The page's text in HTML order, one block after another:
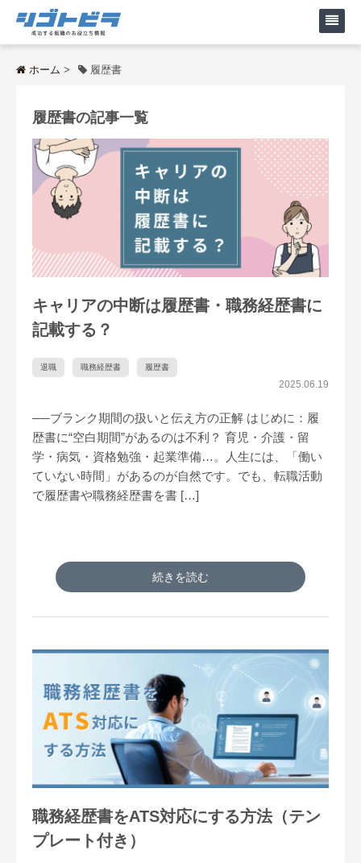
ホーム > 履歴書
履歴書の記事一覧
キャリアの中断は履歴書・職務経歴書に
記載する？
退職 職務経歴書 履歴書
2025.06.19
──ブランク期間の扱いと伝え方の正解 はじめに：履
歴書に“空白期間”があるのは不利？ 育児・介護・留
学・病気・資格勉強・起業準備…。人生には、「働い
ていない時間」があるのが自然です。でも、転職活動
で履歴書や職務経歴書を書 […]
続きを読む
職務経歴書をATS対応にする方法（テン
プレート付き）